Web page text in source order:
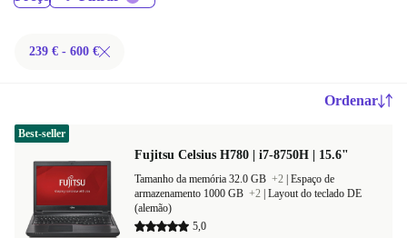
239 € - 600 €
Ordenar
Fujitsu Celsius H780 | i7-8750H | 15.6"
Tamanho da memória 32.0 GB +2 Espaço de
armazenamento 1000 GB +2 Layout do teclado DE
(alemão)
5,0
Best-seller